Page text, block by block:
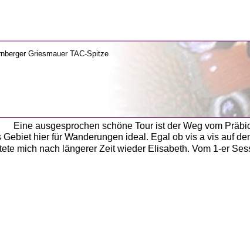
Eine ausgesprochen schöne Tour ist der Weg vom
hier für Wanderungen ideal. Egal ob vis a vis auf
mich nach längerer Zeit wieder Elisabeth. Vom 1-er